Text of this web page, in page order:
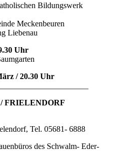
Bildungswerk
Meckenbeuren
Liebenau
Uhr
/ 20.30 Uhr
FRIELENDORF
Tel. 05681- 6888
des Schwalm- Eder-